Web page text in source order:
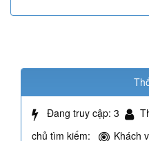
Đang truy cập: 3
chủ tìm kiếm: Khách